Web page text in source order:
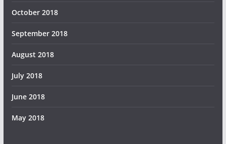
October 2018
September 2018
August 2018
July 2018
June 2018
May 2018